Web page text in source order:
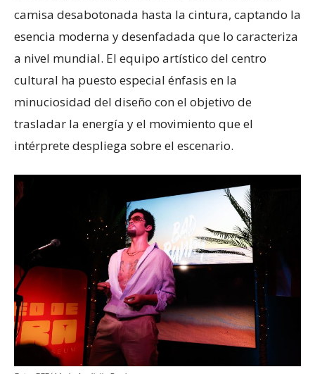
camisa desabotonada hasta la cintura, captando la
esencia moderna y desenfadada que lo caracteriza
a nivel mundial. El equipo artístico del centro
cultural ha puesto especial énfasis en la
minuciosidad del diseño con el objetivo de
trasladar la energía y el movimiento que el
intérprete despliega sobre el escenario.